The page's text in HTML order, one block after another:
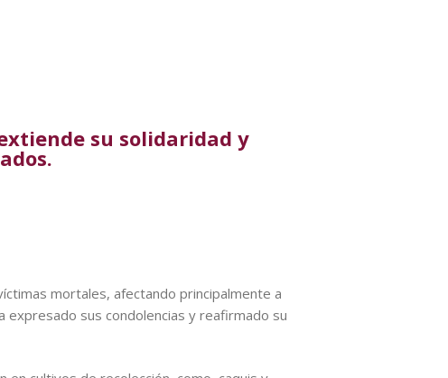
su solidaridad y
mortales, afectando principalmente a
expresado sus condolencias y reafirmado su